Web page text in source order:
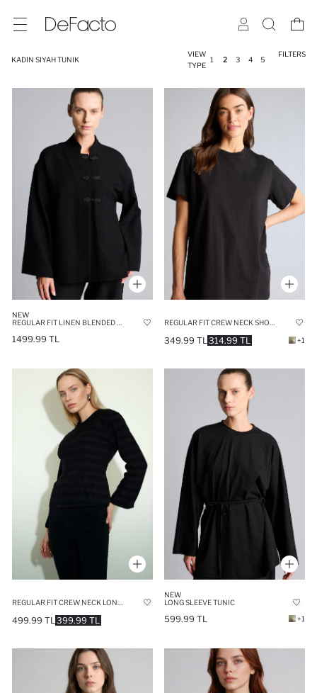
KADIN SIYAH TUNIK
VIEW
TYPE
1 2 3 4 5
FILTERS
NEW
1499.99 TL 314.99 TL
349.99 TL +1
399.99 TL
499.99 TL
NEW
LONG SLEEVE TUNIC
599.99 TL +1